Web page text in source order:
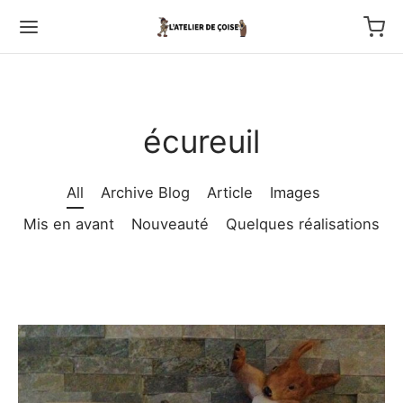
écureuil
All Archive Blog Article
Images
Mis en avant
Nouveauté Quelques réalisations